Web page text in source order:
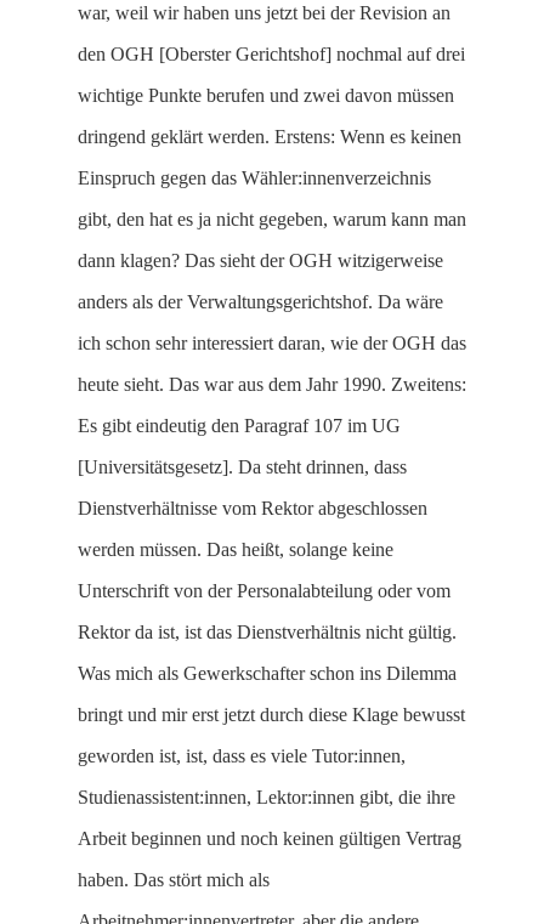
war, weil wir haben uns jetzt bei der Revision an
den OGH [Oberster Gerichtshof] nochmal auf drei
wichtige Punkte berufen und zwei davon müssen
dringend geklärt werden. Erstens: Wenn es keinen
Einspruch gegen das Wähler:innenverzeichnis
gibt, den hat es ja nicht gegeben, warum kann man
dann klagen? Das sieht der OGH witzigerweise
anders als der Verwaltungsgerichtshof. Da wäre
ich schon sehr interessiert daran, wie der OGH das
heute sieht. Das war aus dem Jahr 1990. Zweitens:
Es gibt eindeutig den Paragraf 107 im UG
[Universitätsgesetz]. Da steht drinnen, dass
Dienstverhältnisse vom Rektor abgeschlossen
werden müssen. Das heißt, solange keine
Unterschrift von der Personalabteilung oder vom
Rektor da ist, ist das Dienstverhältnis nicht gültig.
Was mich als Gewerkschafter schon ins Dilemma
bringt und mir erst jetzt durch diese Klage bewusst
geworden ist, ist, dass es viele Tutor:innen,
Studienassistent:innen, Lektor:innen gibt, die ihre
Arbeit beginnen und noch keinen gültigen Vertrag
haben. Das stört mich als